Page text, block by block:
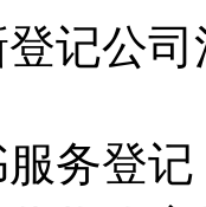
记公
务登